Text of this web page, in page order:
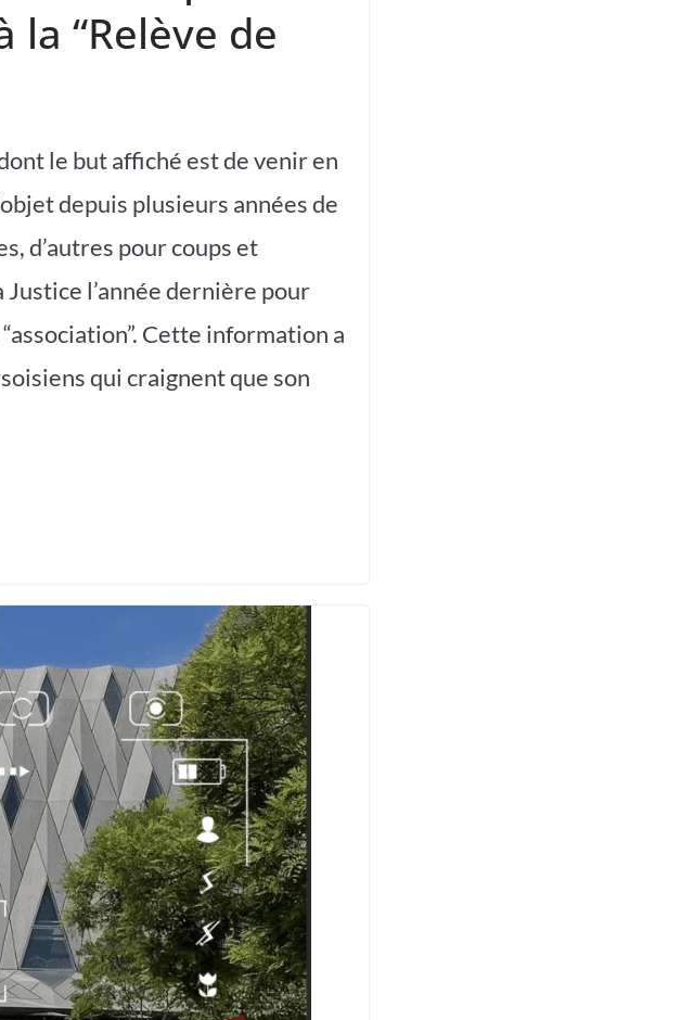
“Relève de
le but affiché est de venir en
depuis plusieurs années de
d’autres pour coups et
Justice l’année dernière pour
Cette information a
qui craignent que son